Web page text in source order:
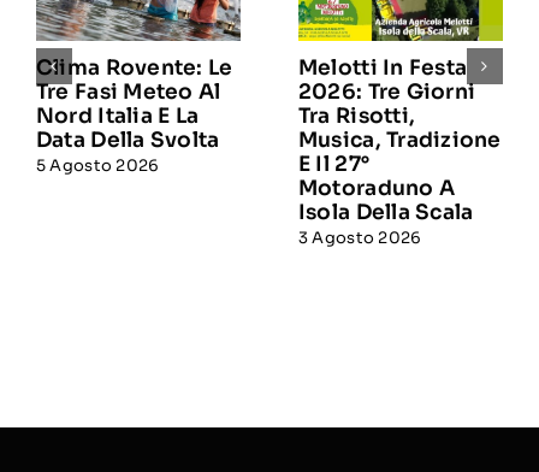
Clima Rovente: Le
Tre Fasi Meteo Al
Nord Italia E La
Data Della Svolta
5 Agosto 2026
Melotti In Festa
2026: Tre Giorni
Tra Risotti,
Musica, Tradizione
E Il 27°
Motoraduno A
Isola Della Scala
3 Agosto 2026